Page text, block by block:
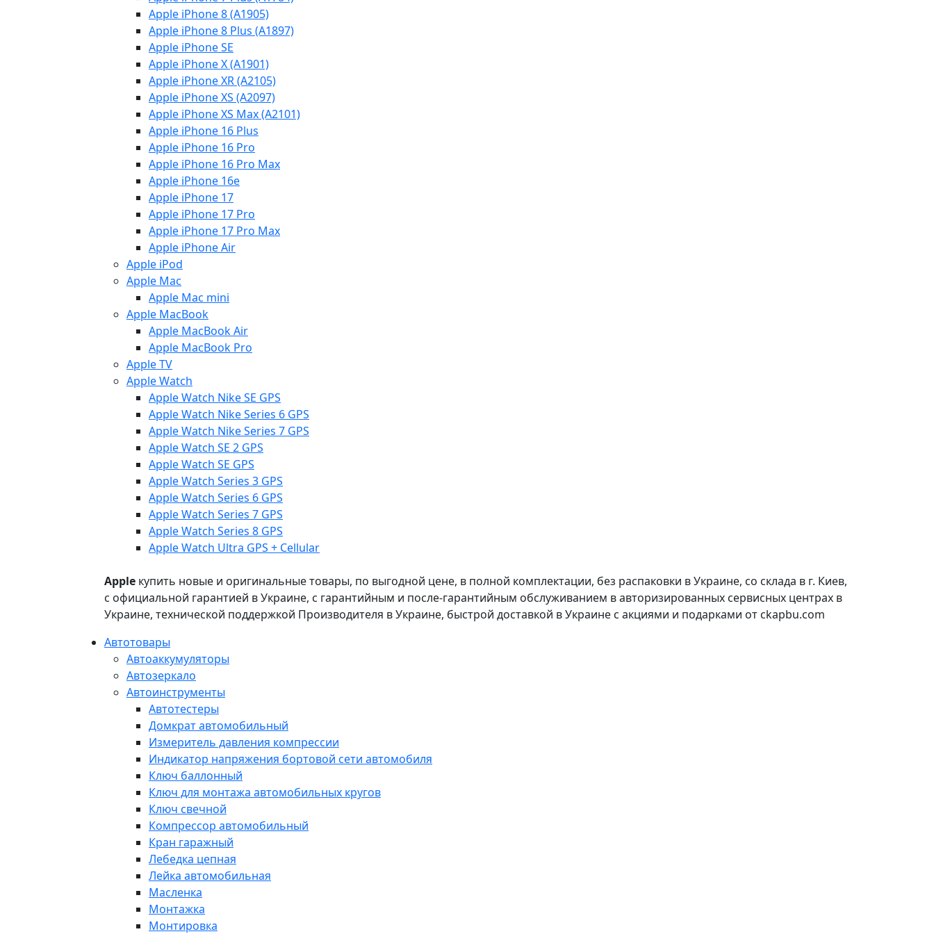
Apple iPhone 8 (A1905)
Apple iPhone 8 Plus (A1897)
Apple iPhone SE
Apple iPhone X (A1901)
Apple iPhone XR (A2105)
Apple iPhone XS (A2097)
Apple iPhone XS Max (A2101)
Apple iPhone 16 Plus
Apple iPhone 16 Pro
Apple iPhone 16 Pro Max
Apple iPhone 16e
Apple iPhone 17
Apple iPhone 17 Pro
Apple iPhone 17 Pro Max
Apple iPhone Air
Apple iPod
Apple Mac
Apple Mac mini
Apple MacBook
Apple MacBook Air
Apple MacBook Pro
Apple TV
Apple Watch
Apple Watch Nike SE GPS
Apple Watch Nike Series 6 GPS
Apple Watch Nike Series 7 GPS
Apple Watch SE 2 GPS
Apple Watch SE GPS
Apple Watch Series 3 GPS
Apple Watch Series 6 GPS
Apple Watch Series 7 GPS
Apple Watch Series 8 GPS
Apple Watch Ultra GPS + Cellular
Apple купить новые и оригинальные товары, по выгодной цене, в полной комплектации, без распаковки в Украине, со склада в г. Киев,
с официальной гарантией в Украине, с гарантийным и после-гарантийным обслуживанием в авторизированных сервисных центрах в
Украине, технической поддержкой Производителя в Украине, быстрой доставкой в Украине с акциями и подарками от ckapbu.com
Автотовары
Автоаккумуляторы
Автозеркало
Автоинструменты
Автотестеры
Домкрат автомобильный
Измеритель давления компрессии
Индикатор напряжения бортовой сети автомобиля
Ключ баллонный
Ключ для монтажа автомобильных кругов
Ключ свечной
Компрессор автомобильный
Кран гаражный
Лебедка цепная
Лейка автомобильная
Масленка
Монтажка
Монтировка